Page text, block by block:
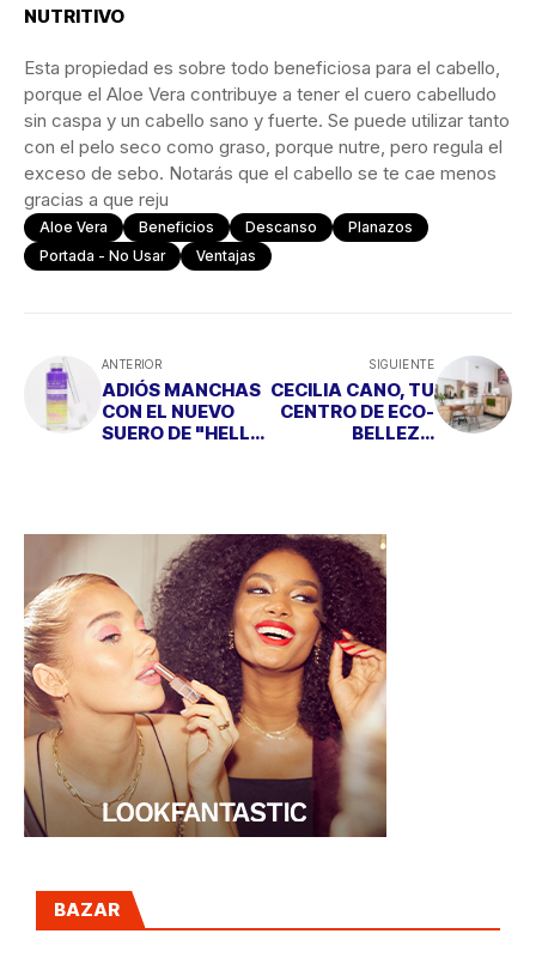
NUTRITIVO
Esta propiedad es sobre todo beneficiosa para el cabello,
porque el Aloe Vera contribuye a tener el cuero cabelludo
sin caspa y un cabello sano y fuerte. Se puede utilizar tanto
con el pelo seco como graso, porque nutre, pero regula el
exceso de sebo. Notarás que el cabello se te cae menos
gracias a que reju
Aloe Vera Beneficios Descanso
Planazos
Portada - No Usar
Ventajas
ANTERIOR
ADIÓS MANCHAS
CON EL NUEVO
SUERO DE "HELLO
SIGUIENTE
CECILIA CANO, TU
CENTRO DE ECO-
BELLEZA
BAZAR